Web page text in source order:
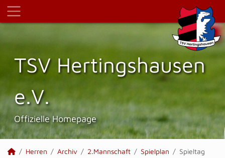
TSV Hertings­hausen
e.V.
Offizielle Homepage
Herren Archiv 2.Mannschaft Spielplan Spieltag